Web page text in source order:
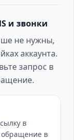
и звонки
не нужны,
аккаунта.
запрос в
в
обращение в